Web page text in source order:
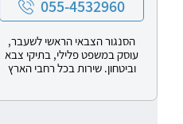
055-4532960
הסנגור הצבאי הראשי לשעבר,
עוסק במשפט פלילי, בתיקי צבא
וביטחון. שירות בכל רחבי הארץ